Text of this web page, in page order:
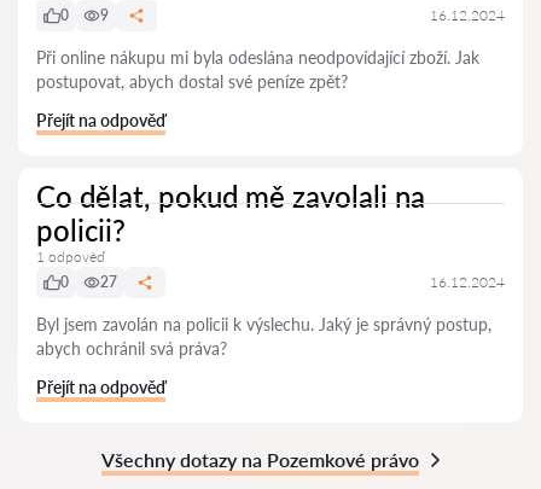
0
9 16.12.2024
Při online nákupu mi byla odeslána neodpovídající zboží. Jak
postupovat, abych dostal své peníze zpět?
Přejít na odpověď
Co dělat, pokud mě zavolali na
policii?
1 odpověď
0
27 16.12.2024
Byl jsem zavolán na policii k výslechu. Jaký je správný postup,
abych ochránil svá práva?
Přejít na odpověď
Všechny dotazy na Pozemkové právo